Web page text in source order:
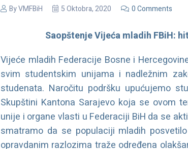
ByVMFBiH 5 Oktobra, 2020 0 Comments
Saopštenje Vijeća mladih FBiH:
Vijeće mladih Federacije Bosne i
svim studentskim unijama i nadležnim
studenata. Naročitu podršku upućujemo
Skupštini Kantona Sarajevo koja se ovom
unije i organe vlasti u Federaciji BiH da se
smatramo da se populaciji mladih
opravdanim razlozima traže određena